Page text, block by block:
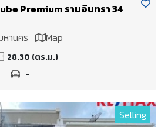
Premium รามอินทรา 34
หานคร Map
28.30 (ตร.ม.)
-
Selling